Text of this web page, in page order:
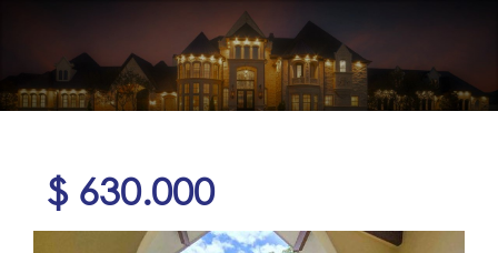
$ 630.000